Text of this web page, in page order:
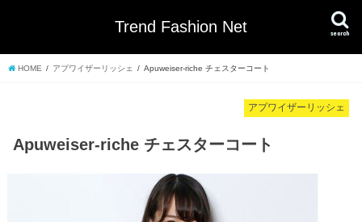
Trend Fashion Net search
HOME アプワイザーリッシェ Apuweiser-riche チェスターコート
アプワイザーリッシェ
Apuweiser-riche チェスターコート